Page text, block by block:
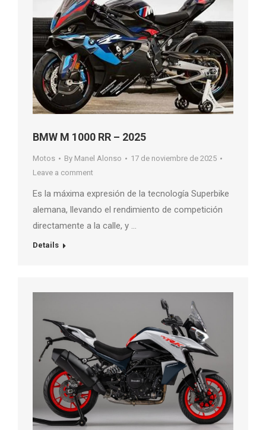
BMW M 1000 RR – 2025
Motos By Manel Alonso
17 de noviembre de 2025
Leave a comment
Es la máxima expresión de la tecnología Superbike
alemana, llevando el rendimiento de competición
directamente a la calle, y …
Details